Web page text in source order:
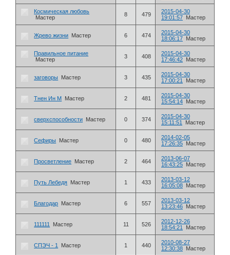
Космическая любовь
Мастер
8 479
2015-04-30
19:01:57 Мастер
Жрево жизни Мастер 6 474
2015-04-30
18:06:17 Мастер
Правильное питание
Мастер
3 408
2015-04-30
17:46:42 Мастер
заговоры Мастер 3 435
2015-04-30
17:00:21
Мастер
Тнен Ин М Мастер 2 481
2015-04-30
15:54:14 Мастер
сверхспособности Мастер 0 374
2015-04-30
15:11:51
Мастер
Сефиры Мастер 0 480
2014-02-05
17:26:35 Мастер
Просветление Мастер 2 464
2013-06-07
16:43:25 Мастер
Путь Лебедя Мастер 1 433
2013-03-12
16:05:08 Мастер
Благодар Мастер 6 557
2013-03-12
13:23:46 Мастер
111111 Мастер 11 526
2012-12-26
18:54:21
Мастер
СПЭЧ - 1 Мастер 1 440
2010-08-27
12:30:38 Мастер